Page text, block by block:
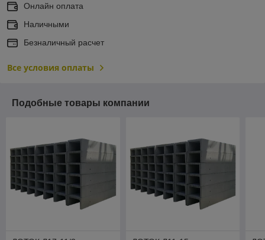
Онлайн оплата
Наличными
Безналичный расчет
Все условия оплаты
Подобные товары компании